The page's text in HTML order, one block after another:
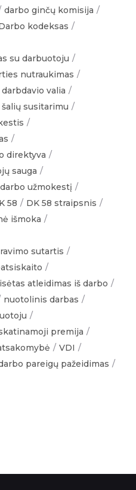
darbo ginčų komisija
kodeksas
su darbuotoju
nutraukimas
valia
susitarimu
direktyva
sauga
užmokestį
58
DK 58 straipsnis
išmoka
sutartis
atleidimas iš darbo
nuotolinis darbas
premija
VDI
pareigų pažeidimas